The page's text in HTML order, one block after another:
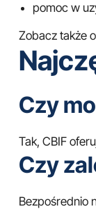
pomoc w
Zobacz także
Czy
Tak, CBIF
Czy
Bezpośrednio